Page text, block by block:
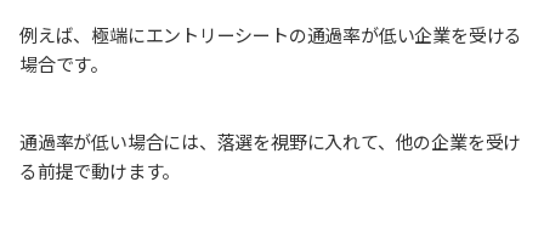
例えば、極端にエントリーシートの通過率が低い企業を受ける
場合です。
通過率が低い場合には、落選を視野に入れて、他の企業を受け
る前提で動けます。